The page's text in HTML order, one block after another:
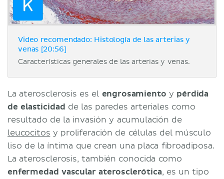
Video recomendado: Histología de las arterias y
venas [20:56]
Características generales de las arterias y venas.
La aterosclerosis es el engrosamiento y pérdida
de elasticidad de las paredes arteriales como
resultado de la invasión y acumulación de
leucocitos y proliferación de células del músculo
liso de la íntima que crean una placa fibroadiposa.
La aterosclerosis, también conocida como
enfermedad vascular aterosclerótica, es un tipo